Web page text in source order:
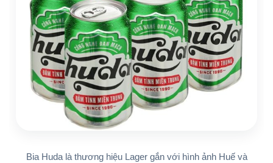
Bia Huda là thương hiệu Lager gắn với hình ảnh Huế và